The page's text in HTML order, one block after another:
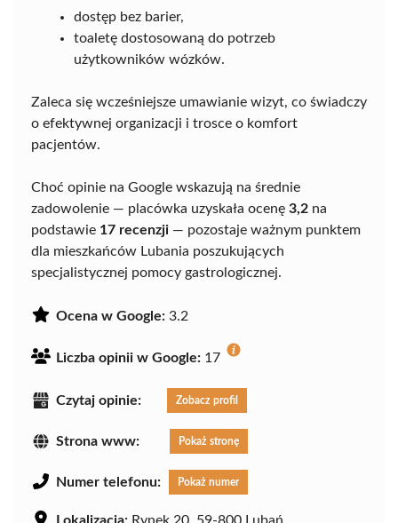
dostęp bez barier,
toaletę dostosowaną do potrzeb
użytkowników wózków.
Zaleca się wcześniejsze umawianie wizyt, co świadczy
o efektywnej organizacji i trosce o komfort
pacjentów.
Choć opinie na Google wskazują na średnie
zadowolenie — placówka uzyskała ocenę 3,2 na
podstawie 17 recenzji — pozostaje ważnym punktem
dla mieszkańców Lubania poszukujących
specjalistycznej pomocy gastrologicznej.
Ocena w Google: 3.2
Liczba opinii w Google: 17
Czytaj opinie: Zobacz profil
Strona www: Pokaż stronę
Numer telefonu: Pokaż numer
Lokalizacja: Rynek 20, 59-800 Lubań